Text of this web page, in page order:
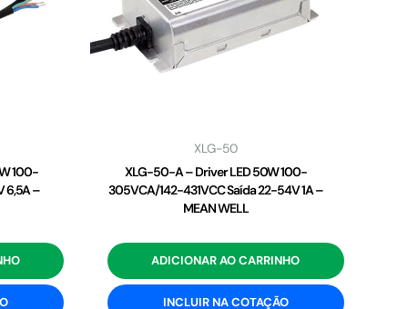
100-
6,5A –
XLG-50
XLG-50-A – Driver LED 50W 100-
305VCA/142-431VCC Saída 22-54V 1A –
MEAN WELL
ADICIONAR AO CARRINHO
INCLUIR NA COTAÇÃO